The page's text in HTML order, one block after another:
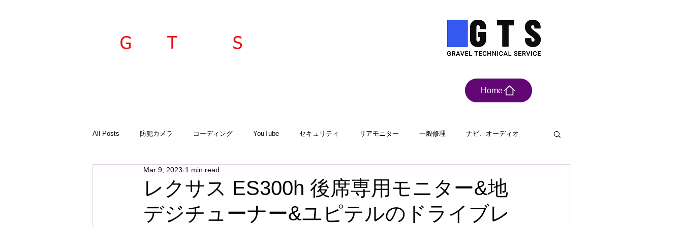
G T S
Home
All Posts 防犯カメラ コーディング YouTube セキュリティ リアモニター 一般修理 ナビ、オーディオ
ご案内 診断機
GTSプラド オーサーアラーム アルゴスD1 iCELL 故障診断
レクサス ES300h 後席専用モニター&地
デジチューナー&ユピテルのドライブレ
Mar 9, 2023 1 min read